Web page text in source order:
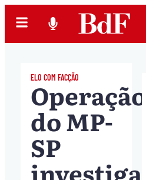
ELO COM FACÇÃO
Operação
do MP-
SP
investiga